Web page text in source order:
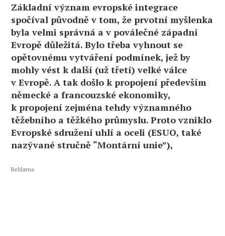
Základní význam evropské integrace
spočíval původně v tom, že prvotní myšlenka
byla velmi správná a v poválečné západní
Evropě důležitá. Bylo třeba vyhnout se
opětovnému vytváření podmínek, jež by
mohly vést k další (už třetí) velké válce
v Evropě. A tak došlo k propojení především
německé a francouzské ekonomiky,
k propojení zejména tehdy významného
těžebního a těžkého průmyslu. Proto vzniklo
Evropské sdružení uhlí a oceli (ESUO, také
nazývané stručně “Montární unie”),
Reklama